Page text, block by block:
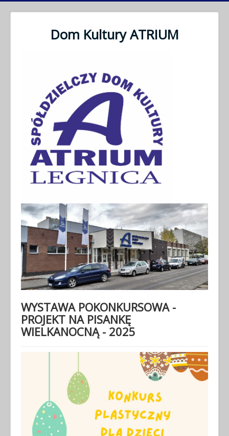
Dom Kultury ATRIUM
WYSTAWA POKONKURSOWA -
PROJEKT NA PISANKĘ
WIELKANOCNĄ - 2025